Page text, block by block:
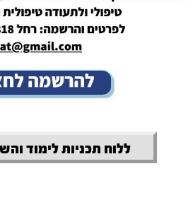
ללוח תכניות לימוד